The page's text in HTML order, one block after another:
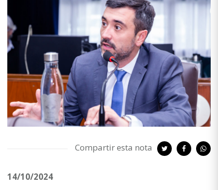
Compartir esta nota
14/10/2024